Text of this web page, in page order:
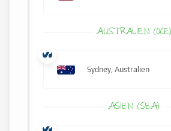
AUSTRALIEN (OCE)
Sydney, Australien
ASIEN (SEA)